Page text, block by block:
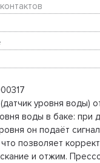
уровня воды)
воды в баке: при
он подаёт
позволяет
и отжим.